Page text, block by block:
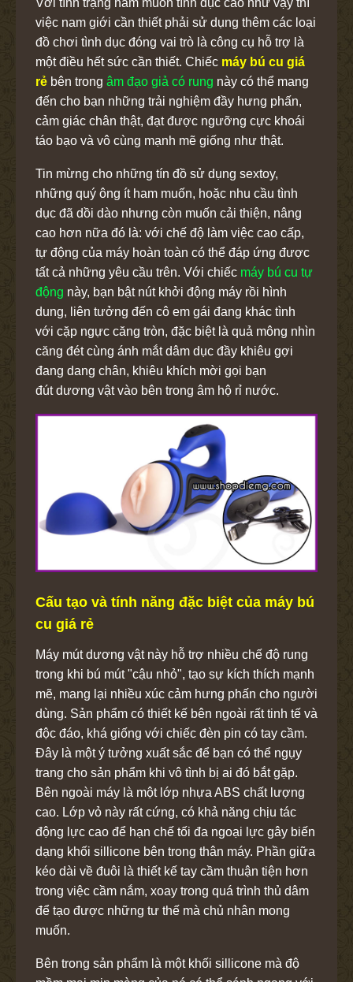
Với tình trạng ham muốn tình dục cao như vậy thì
việc nam giới cần thiết phải sử dụng thêm các loại
đồ chơi tình dục đóng vai trò là công cụ hỗ trợ là
một điều hết sức cần thiết. Chiếc máy bú cu giá
rẻ bên trong âm đạo giả có rung này có thể mang
đến cho bạn những trải nghiệm đầy hưng phấn,
cảm giác chân thật, đạt được ngưỡng cực khoái
táo bạo và vô cùng mạnh mẽ giống như thật.
Tin mừng cho những tín đồ sử dụng sextoy,
những quý ông ít ham muốn, hoặc nhu cầu tình
dục đã dồi dào nhưng còn muốn cải thiện, nâng
cao hơn nữa đó là: với chế độ làm việc cao cấp,
tự động của máy hoàn toàn có thể đáp ứng được
tất cả những yêu cầu trên. Với chiếc máy bú cu tự
động này, bạn bật nút khởi động máy rồi hình
dung, liên tưởng đến cô em gái đang khác tình
với cặp ngực căng tròn, đặc biệt là quả mông nhìn
căng đét cùng ánh mắt dâm dục đầy khiêu gợi
đang dang chân, khiêu khích mời gọi bạn
đút dương vật vào bên trong âm hộ rỉ nước.
Cấu tạo và tính năng đặc biệt của máy bú
cu giá rẻ
Máy mút dương vật này hỗ trợ nhiều chế độ rung
trong khi bú mút "cậu nhỏ", tạo sự kích thích mạnh
mẽ, mang lại nhiều xúc cảm hưng phấn cho người
dùng. Sản phẩm có thiết kế bên ngoài rất tinh tế và
độc đáo, khá giống với chiếc đèn pin có tay cầm.
Đây là một ý tưởng xuất sắc để bạn có thể ngụy
trang cho sản phẩm khi vô tình bị ai đó bắt gặp.
Bên ngoài máy là một lớp nhựa ABS chất lượng
cao. Lớp vỏ này rất cứng, có khả năng chịu tác
động lực cao để hạn chế tối đa ngoại lực gây biến
dạng khối sillicone bên trong thân máy. Phần giữa
kéo dài về đuôi là thiết kế tay cầm thuận tiện hơn
trong việc cầm nắm, xoay trong quá trình thủ dâm
để tạo được những tư thế mà chủ nhân mong
muốn.
Bên trong sản phẩm là một khối sillicone mà độ